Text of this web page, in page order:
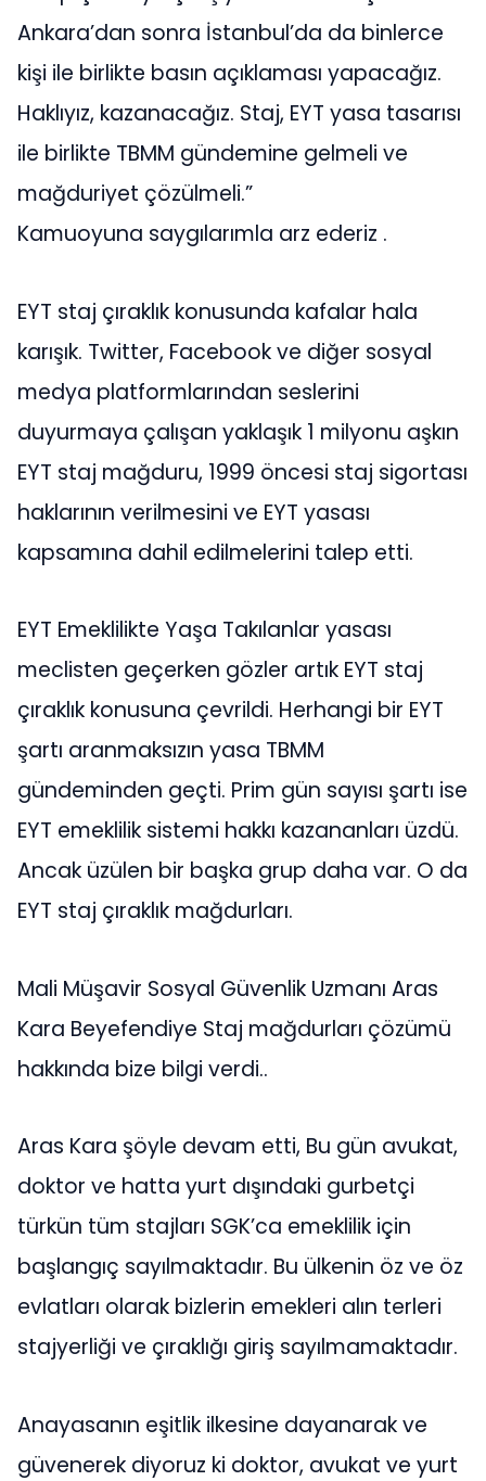
Ankara’dan sonra İstanbul’da da binlerce
kişi ile birlikte basın açıklaması yapacağız.
Haklıyız, kazanacağız. Staj, EYT yasa tasarısı
ile birlikte TBMM gündemine gelmeli ve
mağduriyet çözülmeli.”
Kamuoyuna saygılarımla arz ederiz .
EYT staj çıraklık konusunda kafalar hala
karışık. Twitter, Facebook ve diğer sosyal
medya platformlarından seslerini
duyurmaya çalışan yaklaşık 1 milyonu aşkın
EYT staj mağduru, 1999 öncesi staj sigortası
haklarının verilmesini ve EYT yasası
kapsamına dahil edilmelerini talep etti.
EYT Emeklilikte Yaşa Takılanlar yasası
meclisten geçerken gözler artık EYT staj
çıraklık konusuna çevrildi. Herhangi bir EYT
şartı aranmaksızın yasa TBMM
gündeminden geçti. Prim gün sayısı şartı ise
EYT emeklilik sistemi hakkı kazananları üzdü.
Ancak üzülen bir başka grup daha var. O da
EYT staj çıraklık mağdurları.
Mali Müşavir Sosyal Güvenlik Uzmanı Aras
Kara Beyefendiye Staj mağdurları çözümü
hakkında bize bilgi verdi..
Aras Kara şöyle devam etti, Bu gün avukat,
doktor ve hatta yurt dışındaki gurbetçi
türkün tüm stajları SGK’ca emeklilik için
başlangıç sayılmaktadır. Bu ülkenin öz ve öz
evlatları olarak bizlerin emekleri alın terleri
stajyerliği ve çıraklığı giriş sayılmamaktadır.
Anayasanın eşitlik ilkesine dayanarak ve
güvenerek diyoruz ki doktor, avukat ve yurt